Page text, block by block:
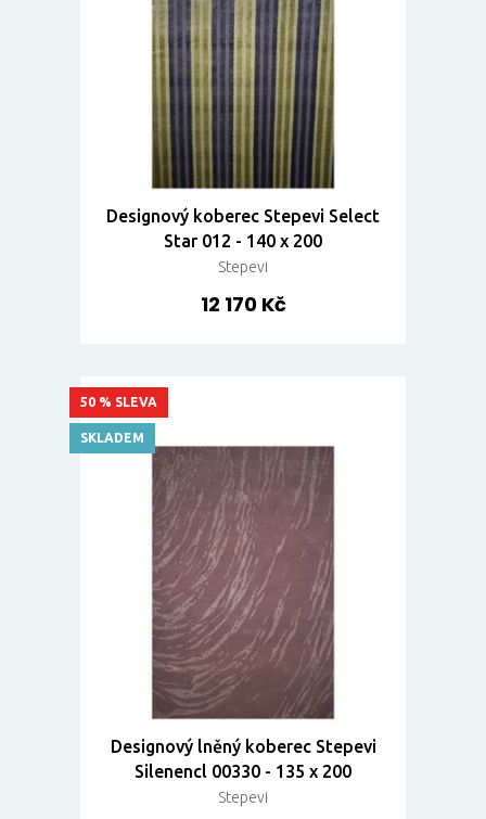
Designový koberec Stepevi Select
Star 012 - 140 x 200
Stepevi
12 170 Kč
Designový lněný koberec Stepevi
Silenencl 00330 - 135 x 200
Stepevi
50 % SLEVA
SKLADEM